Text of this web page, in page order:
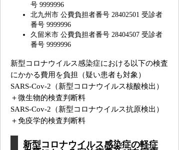
号 9999996
北九州市 公費負担者番号 28402501 受診者
番号 9999996
久留米市 公費負担者番号 28404507 受診者
番号 9999996
新型コロナウイルス感染症における以下の検査
にかかる費用を負担（疑い患者も対象）
SARS-Cov-2（新型コロナウイルス核酸検出）
＋微生物的検査判断料
SARS-Cov-2（新型コロナウイルス抗原検出）
＋免疫学的検査判断料
新型コロナウイルス感染症の軽症